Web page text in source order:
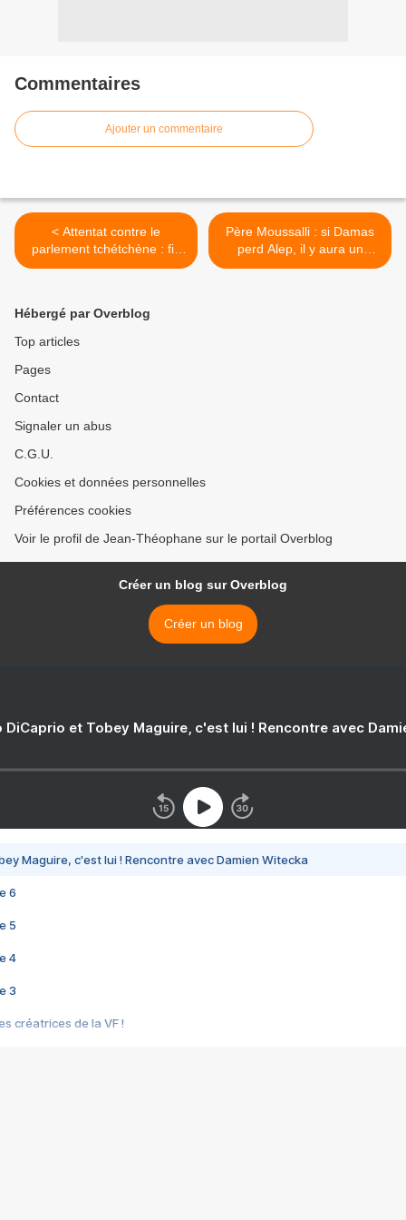
Commentaires
Ajouter un commentaire
< Attentat contre le
parlement tchétchène : fin
de l'opération (Intérieur)
Père Moussalli : si Damas
perd Alep, il y aura un
massacre de chrétiens >
Hébergé par Overblog
Top articles
Pages
Contact
Signaler un abus
C.G.U.
Cookies et données personnelles
Préférences cookies
Voir le profil de Jean-Théophane sur le portail Overblog
Créer un blog sur Overblog
Créer un blog
DiCaprio et Tobey Maguire, c'est lui ! Rencontre avec
Maguire, c'est lui ! Rencontre avec Damien Witecka
6
5
4
3
créatrices de la VF !